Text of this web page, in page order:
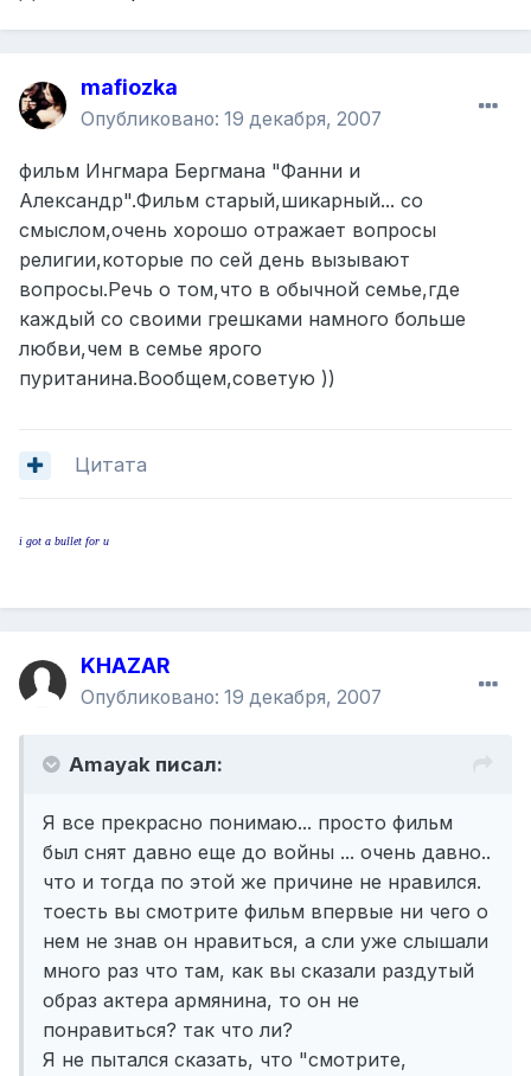
mafiozka
Опубликовано: 19 декабря, 2007
фильм Ингмара Бергмана "Фанни и
Александр".Фильм старый,шикарный... со
смыслом,очень хорошо отражает вопросы
религии,которые по сей день вызывают
вопросы.Речь о том,что в обычной семье,где
каждый со своими грешками намного больше
любви,чем в семье ярого
пуританина.Вообщем,советую ))
Цитата
i got a bullet for u
KHAZAR
Опубликовано: 19 декабря, 2007
Amayak писал:
Я все прекрасно понимаю... просто фильм
был снят давно еще до войны ... очень давно..
что и тогда по этой же причине не нравился.
тоесть вы смотрите фильм впервые ни чего о
нем не знав он нравиться, а сли уже слышали
много раз что там, как вы сказали раздутый
образ актера армянина, то он не
понравиться? так что ли?
Я не пытался сказать, что "смотрите,